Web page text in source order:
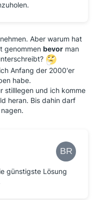
Aber warum hat
genommen bevor man
Anfang der 2000'er
habe.
stilllegen und ich komme
heran. Bis dahin darf
günstigste Lösung